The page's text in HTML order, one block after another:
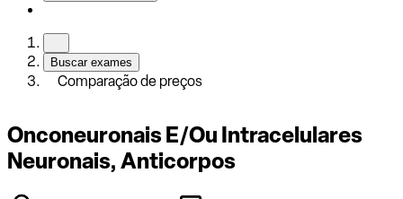
Buscar exames
Comparação de preços
Onconeuronais E/Ou Intracelulares
Neuronais, Anticorpos